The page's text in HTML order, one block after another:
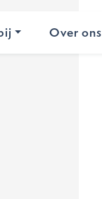
Over ons